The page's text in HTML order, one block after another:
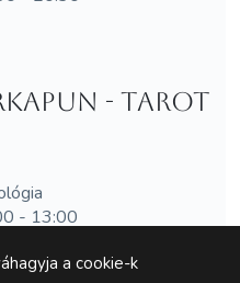
- Tarot
- 13:00
a cookie-k